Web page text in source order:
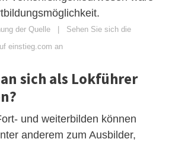
der Quelle
Sehen Sie sich die
einstieg.com an
sich als Lokführer
und weiterbilden können
anderem zum Ausbilder,